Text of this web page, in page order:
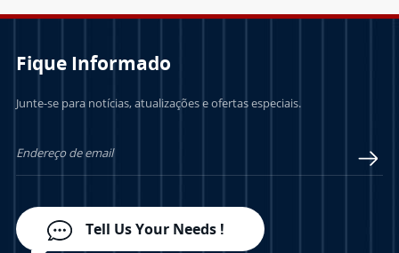
Fique Informado
Junte-se para notícias, atualizações e ofertas especiais.
Tell Us Your Needs !